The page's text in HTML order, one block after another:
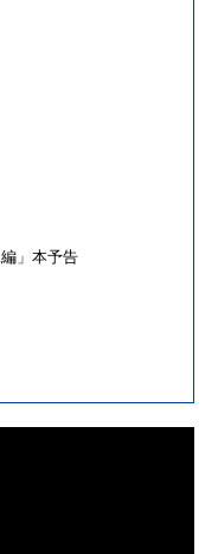
」本予告